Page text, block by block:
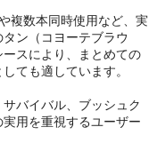
複数本同時使用など、実
ン（コヨーテブラウ
スにより、まとめての
ても適しています。
バイバル、ブッシュク
用を重視するユーザー